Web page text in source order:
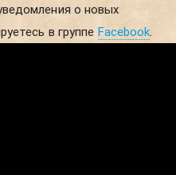
о новых
в группе Facebook